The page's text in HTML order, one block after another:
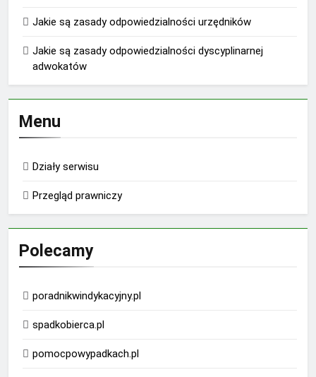
Jakie są zasady odpowiedzialności urzędników
Jakie są zasady odpowiedzialności dyscyplinarnej
adwokatów
Menu
Działy serwisu
Przegląd prawniczy
Polecamy
poradnikwindykacyjny.pl
spadkobierca.pl
pomocpowypadkach.pl